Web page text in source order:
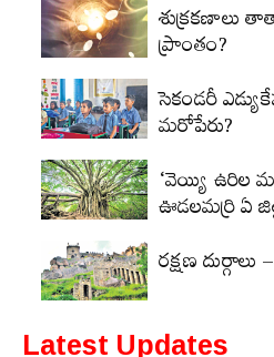
శుక్రకణాలు
ప్రాంతం?
సెకండరీ
మరోపేరు?
‘వెయ్యి ఉరిల
ఊడలమర్రి ఏ
రక్షణ
Latest Updates